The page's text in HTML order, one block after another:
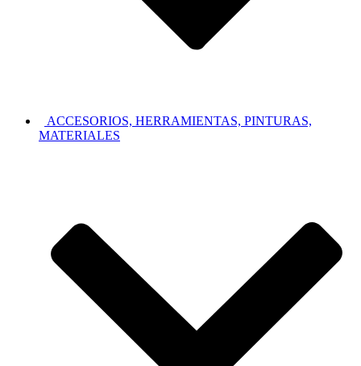
ACCESORIOS, HERRAMIENTAS, PINTURAS,
MATERIALES